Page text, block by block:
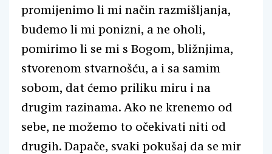
promijenimo li mi način razmišljanja,
budemo li mi ponizni, a ne oholi,
pomirimo li se mi s Bogom, bližnjima,
stvorenom stvarnošću, a i sa samim
sobom, dat ćemo priliku miru i na
drugim razinama. Ako ne krenemo od
sebe, ne možemo to očekivati niti od
drugih. Dapače, svaki pokušaj da se mir